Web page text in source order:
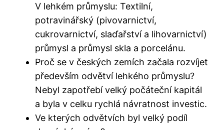
V lehkém průmyslu: Textilní,
potravinářský (pivovarnictví,
cukrovarnictví, slaďařství a lihovarnictví)
průmysl a průmysl skla a porcelánu.
Proč se v českých zemích začala rozvíjet
především odvětví lehkého průmyslu?
Nebyl zapotřebí velký počáteční kapitál
a byla v celku rychlá návratnost investic.
Ve kterých odvětvích byl velký podíl